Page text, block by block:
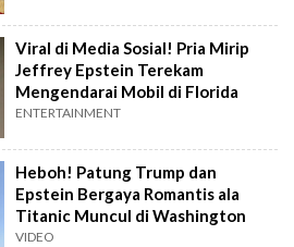
Viral di Media Sosial! Pria Mirip
Jeffrey Epstein Terekam
Mengendarai Mobil di Florida
ENTERTAINMENT
Heboh! Patung Trump dan
Epstein Bergaya Romantis ala
Titanic Muncul di Washington
VIDEO